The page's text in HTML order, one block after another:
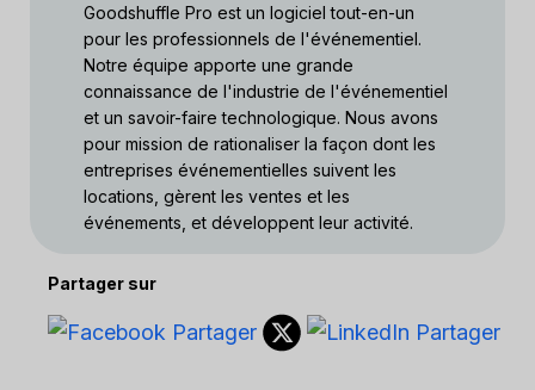
Goodshuffle Pro est un logiciel tout-en-un
pour les professionnels de l'événementiel.
Notre équipe apporte une grande
connaissance de l'industrie de l'événementiel
et un savoir-faire technologique. Nous avons
pour mission de rationaliser la façon dont les
entreprises événementielles suivent les
locations, gèrent les ventes et les
événements, et développent leur activité.
Partager sur